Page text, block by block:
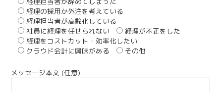
経理の採用か外注を考えている
経理担当者が高齢化している
社員に経理を任せられない
経理が不正をした
経理をコストカット・効率化したい
クラウド会計に興味がある
その他
メッセージ本文 (任意)